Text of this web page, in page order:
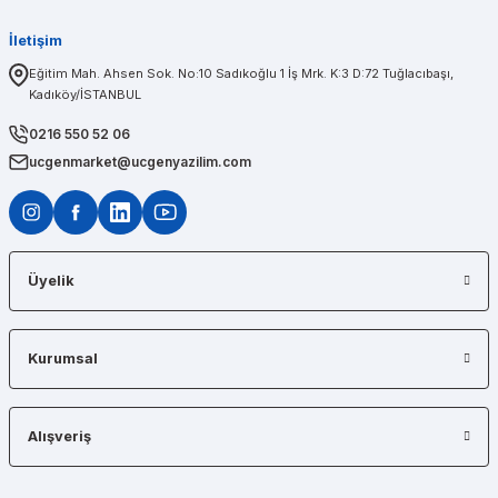
İletişim
Eğitim Mah. Ahsen Sok. No:10 Sadıkoğlu 1 İş Mrk. K:3 D:72 Tuğlacıbaşı,
Kadıköy/İSTANBUL
0216 550 52 06
ucgenmarket@ucgenyazilim.com
Üyelik
Kurumsal
Alışveriş